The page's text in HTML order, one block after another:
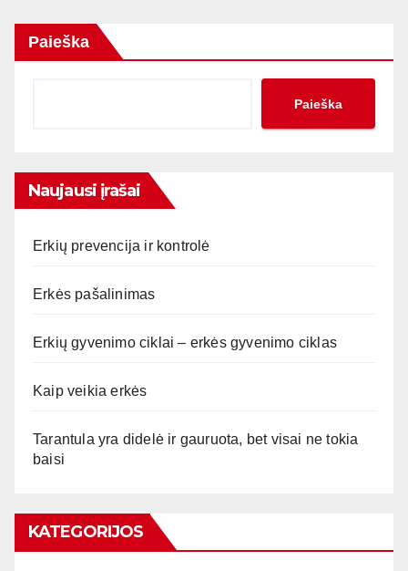
Paieška
Paieška
Naujausi įrašai
Erkių prevencija ir kontrolė
Erkės pašalinimas
Erkių gyvenimo ciklai – erkės gyvenimo ciklas
Kaip veikia erkės
Tarantula yra didelė ir gauruota, bet visai ne tokia
baisi
KATEGORIJOS